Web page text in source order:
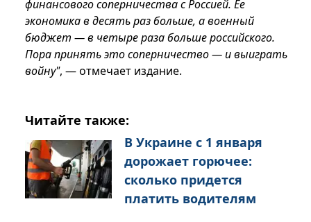
финансового соперничества с Россией. Ее
экономика в десять раз больше, а военный
бюджет — в четыре раза больше российского.
Пора принять это соперничество — и выиграть
войну", — отмечает издание.
Читайте также:
В Украине с 1 января
дорожает горючее:
сколько придется
платить водителям